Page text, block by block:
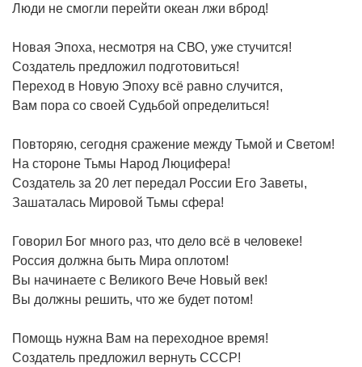
Люди не смогли перейти океан лжи вброд!
Новая Эпоха, несмотря на СВО, уже стучится!
Создатель предложил подготовиться!
Переход в Новую Эпоху всё равно случится,
Вам пора со своей Судьбой определиться!
Повторяю, сегодня сражение между Тьмой и Светом!
На стороне Тьмы Народ Люцифера!
Создатель за 20 лет передал России Его Заветы,
Зашаталась Мировой Тьмы сфера!
Говорил Бог много раз, что дело всё в человеке!
Россия должна быть Мира оплотом!
Вы начинаете с Великого Вече Новый век!
Вы должны решить, что же будет потом!
Помощь нужна Вам на переходное время!
Создатель предложил вернуть СССР!